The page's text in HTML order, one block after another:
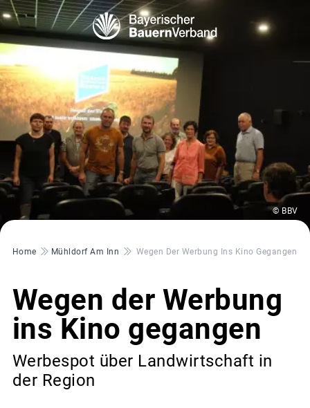
© BBV
Pfadnavigation
Home Mühldorf Am Inn Wegen Der Werbung Ins Kino Gegangen
Wegen der Werbung
ins Kino gegangen
Werbespot über Landwirtschaft in
der Region